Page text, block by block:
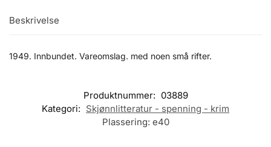
Beskrivelse
1949. Innbundet. Vareomslag. med noen små rifter.
Produktnummer: 03889
Kategori: Skjønnlitteratur - spenning - krim
Plassering: e40